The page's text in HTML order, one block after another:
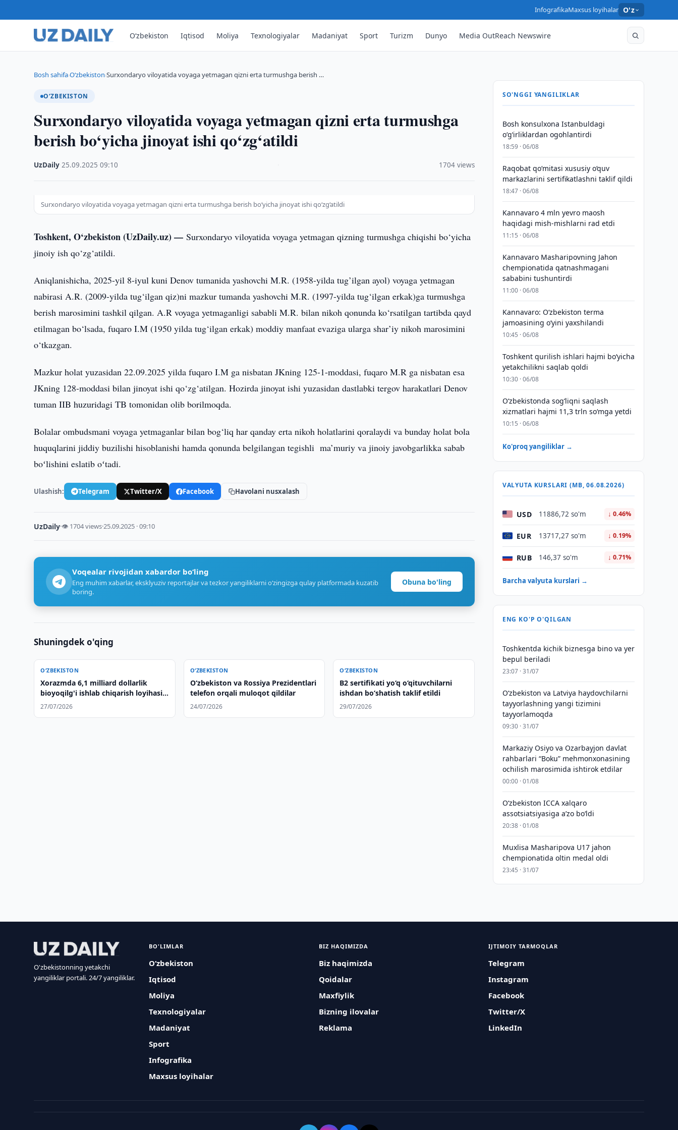
InfografikaMaxsus loyihalar O'z
O‘zbekiston Iqtisod Moliya Texnologiyalar Madaniyat Sport Turizm Dunyo Media OutReach Newswire
Bosh sahifa›O‘zbekiston›Surxondaryo viloyatida voyaga yetmagan qizni erta turmushga berish …
O‘ZBEKISTON
Surxondaryo viloyatida voyaga yetmagan qizni erta turmushga
berish bo‘yicha jinoyat ishi qo‘zg‘atildi
UzDaily ·25.09.2025 ·09:10 1704 views
Surxondaryo viloyatida voyaga yetmagan qizni erta turmushga berish bo‘yicha jinoyat ishi qo‘zg‘atildi
Toshkent, O‘zbekiston (UzDaily.uz) —Surxondaryo viloyatida voyaga yetmagan qizning turmushga chiqishi bo‘yicha
jinoiy ish qo‘zg‘atildi.
Aniqlanishicha, 2025-yil 8-iyul kuni Denov tumanida yashovchi M.R. (1958-yilda tug’ilgan ayol) voyaga yetmagan
nabirasi A.R. (2009-yilda tug‘ilgan qiz)ni mazkur tumanda yashovchi M.R. (1997-yilda tug‘ilgan erkak)ga turmushga
berish marosimini tashkil qilgan. A.R voyaga yetmaganligi sababli M.R. bilan nikoh qonunda ko‘rsatilgan tartibda qayd
etilmagan bo‘lsada, fuqaro I.M (1950 yilda tug‘ilgan erkak) moddiy manfaat evaziga ularga shar’iy nikoh marosimini
o‘tkazgan.
Mazkur holat yuzasidan 22.09.2025 yilda fuqaro I.M ga nisbatan JKning 125-1-moddasi, fuqaro M.R ga nisbatan esa
JKning 128-moddasi bilan jinoyat ishi qo‘zg‘atilgan. Hozirda jinoyat ishi yuzasidan dastlabki tergov harakatlari Denov
tuman IIB huzuridagi TB tomonidan olib borilmoqda.
Bolalar ombudsmani voyaga yetmaganlar bilan bog‘liq har qanday erta nikoh holatlarini qoralaydi va bunday holat bola
huquqlarini jiddiy buzilishi hisoblanishi hamda qonunda belgilangan tegishli ma’muriy va jinoiy javobgarlikka sabab
boʻlishini eslatib oʻtadi.
Ulashish: Telegram Twitter/X Facebook Havolani nusxalash
UzDaily·👁 1704 views·25.09.2025 · 09:10
Voqealar rivojidan xabardor bo‘ling
Eng muhim xabarlar, eksklyuziv reportajlar va tezkor yangiliklarni o‘zingizga qulay platformada kuzatib
boring.
Obuna bo'ling
Shuningdek o'qing
O‘ZBEKISTON
Xorazmda 6,1 milliard dollarlik
bioyoqilg'i ishlab chiqarish loyihasi
amalga oshirilmoqda
27/07/2026
O‘ZBEKISTON
Oʻzbekiston va Rossiya Prezidentlari
telefon orqali muloqot qildilar
24/07/2026
O‘ZBEKISTON
B2 sertifikati yo‘q o‘qituvchilarni
ishdan bo‘shatish taklif etildi
29/07/2026
SO'NGGI YANGILIKLAR
Bosh konsulxona Istanbuldagi
o‘g‘irliklardan ogohlantirdi
18:59 · 06/08
Raqobat qo‘mitasi xususiy o‘quv
markazlarini sertifikatlashni taklif qildi
18:47 · 06/08
Kannavaro 4 mln yevro maosh
haqidagi mish-mishlarni rad etdi
11:15 · 06/08
Kannavaro Masharipovning Jahon
chempionatida qatnashmagani
sababini tushuntirdi
11:00 · 06/08
Kannavaro: O‘zbekiston terma
jamoasining o‘yini yaxshilandi
10:45 · 06/08
Toshkent qurilish ishlari hajmi bo‘yicha
yetakchilikni saqlab qoldi
10:30 · 06/08
O‘zbekistonda sog‘liqni saqlash
xizmatlari hajmi 11,3 trln so‘mga yetdi
10:15 · 06/08
Ko'proq yangiliklar →
VALYUTA KURSLARI (MB, 06.08.2026)
USD 11886,72 so'm ↓ 0.46%
EUR 13717,27 so'm ↓ 0.19%
RUB 146,37 so'm ↓ 0.71%
Barcha valyuta kurslari →
ENG KO'P O'QILGAN
Toshkentda kichik biznesga bino va yer
bepul beriladi
23:07 · 31/07
Oʻzbekiston va Latviya haydovchilarni
tayyorlashning yangi tizimini
tayyorlamoqda
09:30 · 31/07
Markaziy Osiyo va Ozarbayjon davlat
rahbarlari “Boku” mehmonxonasining
ochilish marosimida ishtirok etdilar
00:00 · 01/08
O‘zbekiston ICCA xalqaro
assotsiatsiyasiga aʼzo bo‘ldi
20:38 · 01/08
Muxlisa Masharipova U17 jahon
chempionatida oltin medal oldi
23:45 · 31/07
O'zbekistonning yetakchi
yangiliklar portali. 24/7 yangiliklar.
BO'LIMLAR
O‘zbekiston
Iqtisod
Moliya
Texnologiyalar
Madaniyat
Sport
Infografika
Maxsus loyihalar
BIZ HAQIMIZDA
Biz haqimizda
Qoidalar
Maxfiylik
Bizning ilovalar
Reklama
IJTIMOIY TARMOQLAR
Telegram
Instagram
Facebook
Twitter/X
LinkedIn